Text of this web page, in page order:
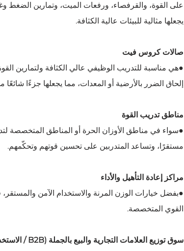
على القوة، والقرفصاء، ورفعات الميت، وتمارين الضغط
يجعلها مثالية للبيئات عالية الكثافة.
صالات كروس فيت
●هي مناسبة للتدريب الوظيفي عالي الكثافة ولتمارين
إلحاق الضرر بالأرضية أو المعدات، مما يجعلها جزءًا
مناطق تدريب القوة
●سواء في مناطق الأوزان الحرة أو المناطق المتخصصة
مستقرًا، وتساعد المتدربين على تحسين قوتهم وتحكّمهم.
مراكز إعادة التأهيل والأداء
●بفضل خيارات الوزن المرنة والاستخدام الآمن والمستقر،
القوي المتخصصة.
سوق توزيع العلامات التجارية والبيع بالجملة (B2B / الاستخدام التجاري)